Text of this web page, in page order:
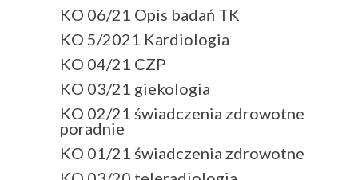
KO 06/21 Opis badań TK
KO 5/2021 Kardiologia
KO 04/21 CZP
KO 03/21 giekologia
KO 02/21 świadczenia zdrowotne
poradnie
KO 01/21 świadczenia zdrowotne